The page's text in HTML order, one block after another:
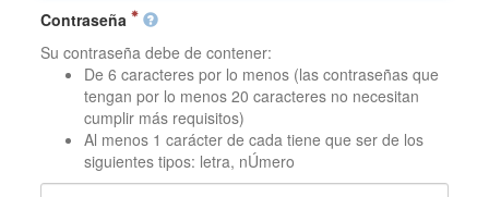
Contraseña
Su contraseña debe de contener:
De 6 caracteres por lo menos (las contraseñas que
tengan por lo menos 20 caracteres no necesitan
cumplir más requisitos)
Al menos 1 carácter de cada tiene que ser de los
siguientes tipos: letra, nÚmero